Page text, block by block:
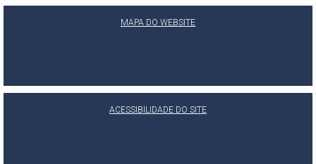
MAPA DO WEBSITE
ACESSIBILIDADE DO SITE